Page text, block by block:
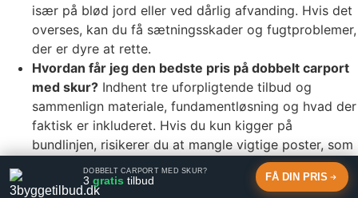
især på blød jord eller ved dårlig afvanding. Hvis det
overses, kan du få sætningsskader og fugtproblemer,
der er dyre at rette.
Hvordan får jeg den bedste pris på dobbelt carport
med skur? Indhent tre uforpligtende tilbud og
sammenlign materiale, fundamentløsning og hvad der
faktisk er inkluderet. Hvis du kun kigger på
bundlinjen, risikerer du at mangle vigtige poster, som
DOBBELT CARPORT MED SKUR?
3 gratis tilbud FÅ DIN PRIS